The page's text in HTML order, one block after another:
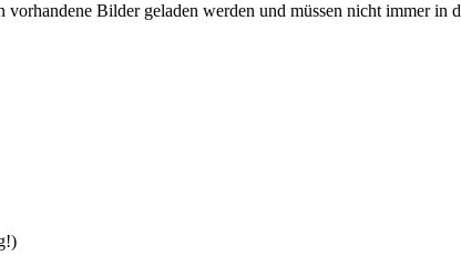
Bilder geladen werden und müssen nicht immer in